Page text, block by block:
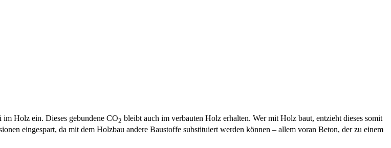
im Holz ein. Dieses gebundene CO2 bleibt auch im verbauten Holz erhalten. Wer mit Holz baut, entzieht dieses somit
eingespart, da mit dem Holzbau andere Baustoffe substituiert werden können – allem voran Beton, der zu einem